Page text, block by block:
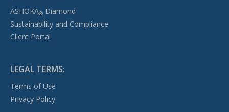
ASHOKA®Diamond
Sustainability and Compliance
Client Portal
LEGAL TERMS:
Terms of Use
Privacy Policy